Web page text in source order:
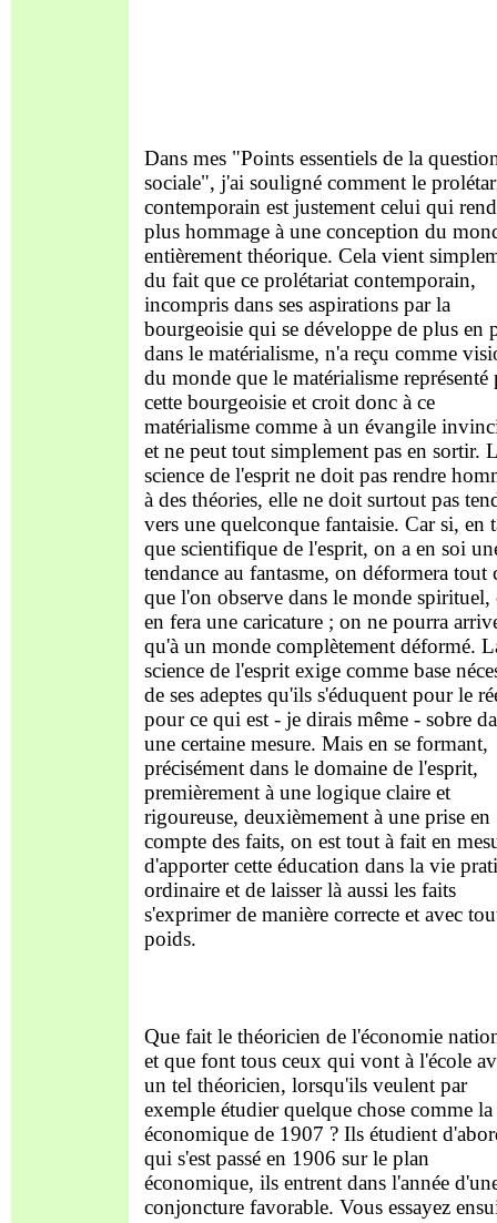
Dans mes "Points essentiels de la
sociale", j'ai souligné comment le
contemporain est justement celui qui
plus hommage à une conception du
entièrement théorique. Cela vient
du fait que ce prolétariat contemporain,
incompris dans ses aspirations par la
bourgeoisie qui se développe de plus en
dans le matérialisme, n'a reçu comme
du monde que le matérialisme représenté
cette bourgeoisie et croit donc à ce
matérialisme comme à un évangile
et ne peut tout simplement pas en sortir.
science de l'esprit ne doit pas rendre
à des théories, elle ne doit surtout pas
vers une quelconque fantaisie. Car si, en
que scientifique de l'esprit, on a en soi
tendance au fantasme, on déformera tout
que l'on observe dans le monde spirituel,
en fera une caricature ; on ne pourra
qu'à un monde complètement déformé.
science de l'esprit exige comme base
de ses adeptes qu'ils s'éduquent pour le
pour ce qui est - je dirais même - sobre
une certaine mesure. Mais en se formant,
précisément dans le domaine de l'esprit,
premièrement à une logique claire et
rigoureuse, deuxièmement à une prise en
compte des faits, on est tout à fait en
d'apporter cette éducation dans la vie
ordinaire et de laisser là aussi les faits
s'exprimer de manière correcte et avec
poids.
Que fait le théoricien de l'économie
et que font tous ceux qui vont à l'école
un tel théoricien, lorsqu'ils veulent par
exemple étudier quelque chose comme la
économique de 1907 ? Ils étudient
qui s'est passé en 1906 sur le plan
économique, ils entrent dans l'année
conjoncture favorable. Vous essayez